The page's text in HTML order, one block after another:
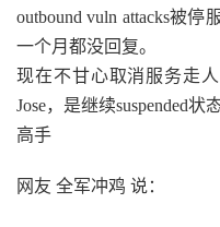
outbound vuln attacks被
一个月都没回复。
现在不甘心取消服务走
Jose，是继续suspended
高手
网友 全军冲鸡 说：